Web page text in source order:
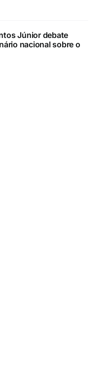
Júnior debate
nacional sobre o